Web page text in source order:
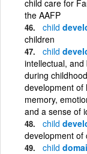
child care for
the AAFP
child
children
child
intellectual,
during
development of
memory,
and a sense of
child
development of
child